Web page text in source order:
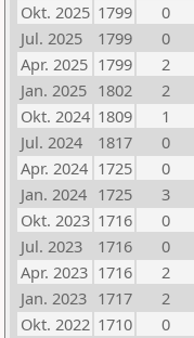
Okt. 2025 1799 0
Jul. 2025
1799 0
Apr. 2025 1799 2
Jan. 2025 1802 2
Okt. 2024 1809 1
Jul. 2024
1817 0
Apr. 2024 1725 0
Jan. 2024 1725 3
Okt. 2023 1716 0
Jul. 2023
1716 0
Apr. 2023 1716 2
Jan. 2023 1717 2
Okt. 2022 1710 0